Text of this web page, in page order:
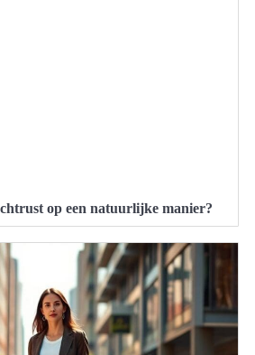
op een natuurlijke manier?